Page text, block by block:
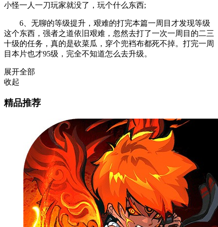
小怪一人一刀玩家就没了，玩个什么东西;
6、无聊的等级提升，艰难的打完本篇一周目才发现等级
这个东西，强者之道依旧艰难，忽然去打了一次一周目的二三
十级的任务，真的是砍菜瓜，穿个兜裆布都死不掉。打完一周
目本片也才95级，完全不知道怎么去升级。
展开全部
收起
精品推荐